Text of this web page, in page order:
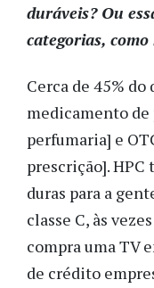
duráveis? Ou
categorias,
Cerca de 45%
medicamento de
perfumaria] e
prescrição]. HPC
duras para a
classe C, às
compra uma TV
de crédito